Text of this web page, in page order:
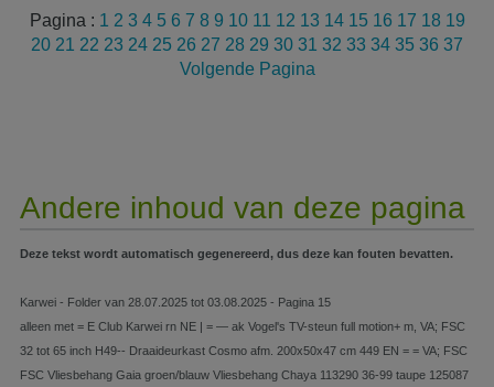
Pagina : 1 2 3 4 5 6 7 8 9 10 11 12 13 14 15 16 17 18 19
20 21 22 23 24 25 26 27 28 29 30 31 32 33 34 35 36 37
Volgende Pagina
Andere inhoud van deze pagina
Deze tekst wordt automatisch gegenereerd, dus deze kan fouten bevatten.
Karwei - Folder van 28.07.2025 tot 03.08.2025 - Pagina 15
alleen met = E Club Karwei rn NE | = — ak Vogel's TV-steun full motion+ m, VA; FSC
32 tot 65 inch H49-- Draaideurkast Cosmo afm. 200x50x47 cm 449 EN = = VA; FSC
FSC Vliesbehang Gaia groen/blauw Vliesbehang Chaya 113290 36-99 taupe 125087